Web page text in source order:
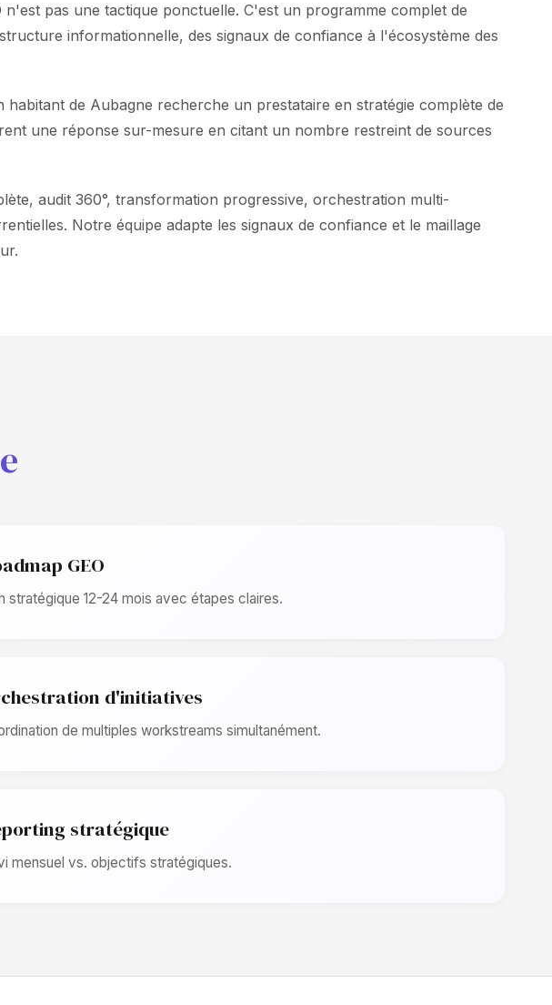
pas une tactique ponctuelle. C'est un programme complet de
informationnelle, des signaux de confiance à l'écosystème des
de Aubagne recherche un prestataire en stratégie complète de
une réponse sur-mesure en citant un nombre restreint de sources
audit 360°, transformation progressive, orchestration multi-
Notre équipe adapte les signaux de confiance et le maillage
GEO
stratégique 12-24 mois avec étapes claires.
d'initiatives
de multiples workstreams simultanément.
stratégique
mensuel vs. objectifs stratégiques.